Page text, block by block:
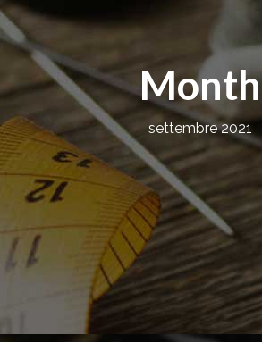
Month
settembre 2021